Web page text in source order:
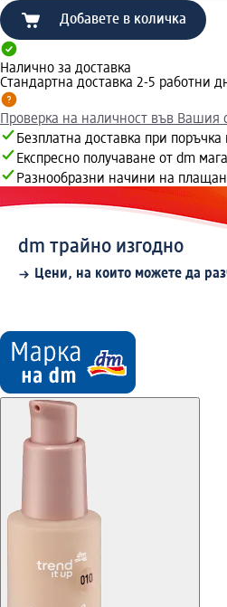
Добавете в количка
Налично за доставка
Стандартна доставка 2-5 работни
Проверка на наличност във Вашия
Безплатна доставка при
Експресно получаване от dm
Разнообразни начини на
dm трайно изгодно
Цени, на които можете да